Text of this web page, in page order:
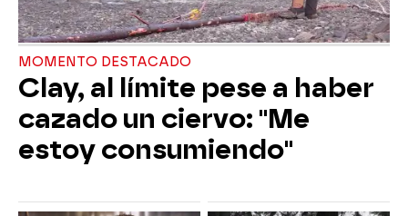
MOMENTO DESTACADO
Clay, al límite pese a haber
cazado un ciervo: "Me
estoy consumiendo"